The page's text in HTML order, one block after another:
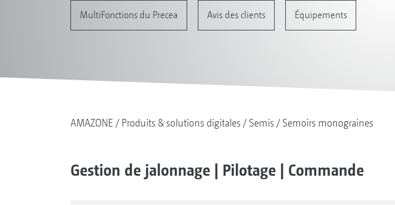
MultiFonctions du Precea Avis des clients Équipements
AMAZONE Produits & solutions digitales Semis Semoirs monograines
Gestion de jalonnage | Pilotage | Commande